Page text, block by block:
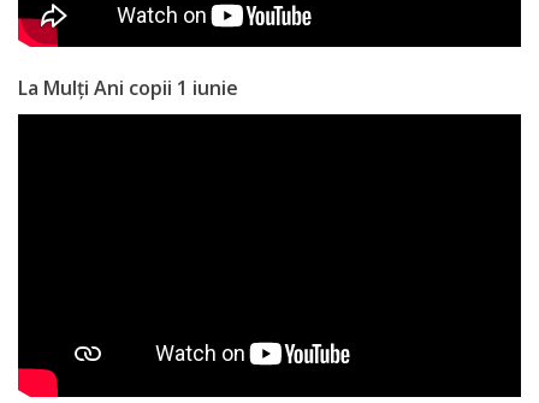
paginii
web
La Mulți Ani copii 1 iunie